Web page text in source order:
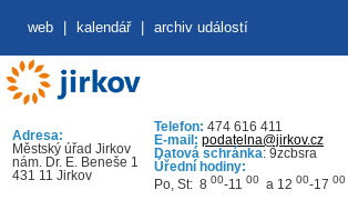
web kalendář archiv událostí
Adresa:
Městský úřad Jirkov
nám. Dr. E. Beneše 1
431 11 Jirkov
Telefon: 474 616 411
E-mail: podatelna@jirkov.cz
Datová schránka: 9zcbsra
Úřední hodiny:
Po, St: 8 00-11 00 a 12 00-17 00